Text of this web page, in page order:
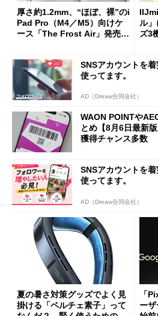
厚さ約1.2mm、“ほぼ、裸”のi
Pad Pro（M4／M5）向けケ
ース「The Frost Air」発売
ル
ズ3
SNSアカウントを
使ってます。
AD（Dreaw合同会社）
WAON POINTや
とめ【8月6日最新
獲得チャンス多数
SNSアカウントを
使ってます。
AD（Dreaw合同会社）
夏の暑さ対策グッズでよく見
掛ける「ペルチェ素子」って
「
ー